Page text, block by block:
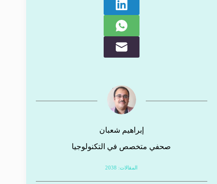
إبراهيم شعبان
صحفي متخصص في التكنولوجيا
المقالات: 2038